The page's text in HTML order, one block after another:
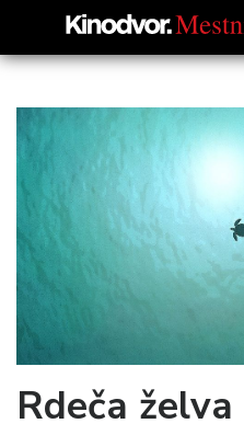
Rdeča želva